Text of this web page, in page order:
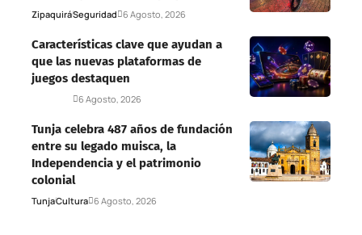
ZipaquiráSeguridad 6 Agosto, 2026
Características clave que ayudan a
que las nuevas plataformas de
juegos destaquen
6 Agosto, 2026
Tunja celebra 487 años de fundación
entre su legado muisca, la
Independencia y el patrimonio
colonial
TunjaCultura 6 Agosto, 2026